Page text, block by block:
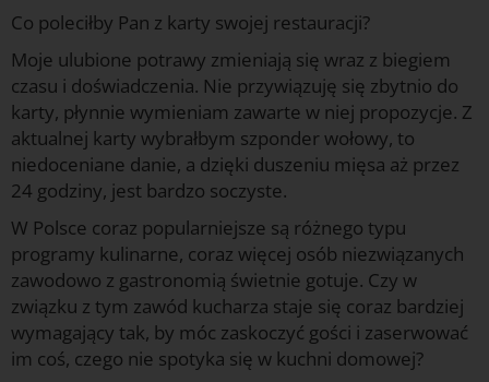
Co poleciłby Pan z karty swojej restauracji?
Moje ulubione potrawy zmieniają się wraz z biegiem
czasu i doświadczenia. Nie przywiązuję się zbytnio do
karty, płynnie wymieniam zawarte w niej propozycje. Z
aktualnej karty wybrałbym szponder wołowy, to
niedoceniane danie, a dzięki duszeniu mięsa aż przez
24 godziny, jest bardzo soczyste.
W Polsce coraz popularniejsze są różnego typu
programy kulinarne, coraz więcej osób niezwiązanych
zawodowo z gastronomią świetnie gotuje. Czy w
związku z tym zawód kucharza staje się coraz bardziej
wymagający tak, by móc zaskoczyć gości i zaserwować
im coś, czego nie spotyka się w kuchni domowej?